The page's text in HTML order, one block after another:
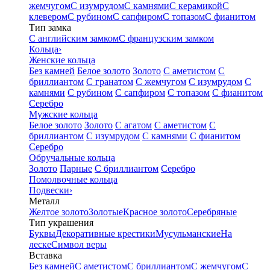
жемчугомС изумрудомС камнямиС керамикойС
клеверомС рубиномС сапфиромС топазомС фианитом
Тип замка
С английским замкомС французским замком
Кольца›
Женские кольца
Без камней Белое золото Золото С аметистом С
бриллиантом С гранатом С жемчугом С изумрудом С
камнями С рубином С сапфиром С топазом С фианитом
Серебро
Мужские кольца
Белое золото Золото С агатом С аметистом С
бриллиантом С изумрудом С камнями С фианитом
Серебро
Обручальные кольца
Золото Парные С бриллиантом Серебро
Помолвочные кольца
Подвески›
Металл
Желтое золотоЗолотыеКрасное золотоСеребряные
Тип украшения
БуквыДекоративные крестикиМусульманскиеНа
лескеСимвол веры
Вставка
Без камнейС аметистомС бриллиантомС жемчугомС